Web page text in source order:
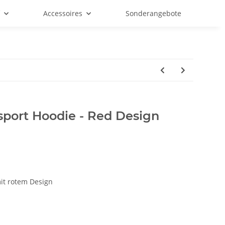
Accessoires Sonderangebote
Hoodie - Red Design
rotem Design